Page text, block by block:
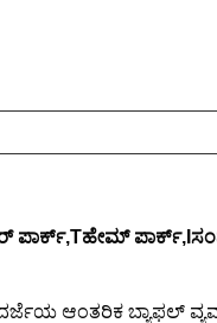
ಪಾರ್ಕ್,Tಹೇಮ್ ಪಾರ್ಕ್,
ದರ್ಜೆಯ ಆಂತರಿಕ ಬ್ಯಾಫಲ್